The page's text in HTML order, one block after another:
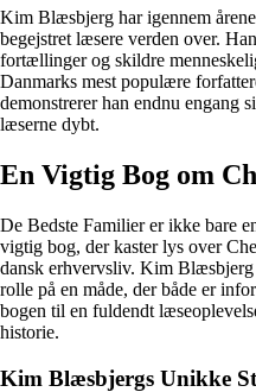
Kim Blæsbjerg har igennem
begejstret læsere verden over.
fortællinger og skildre
Danmarks mest populære
demonstrerer han endnu engang
læserne dybt.
En Vigtig Bog om
De Bedste Familier er ikke bare
vigtig bog, der kaster lys over
dansk erhvervsliv. Kim
rolle på en måde, der både er
bogen til en fuldendt
historie.
Kim Blæsbjergs Unikke